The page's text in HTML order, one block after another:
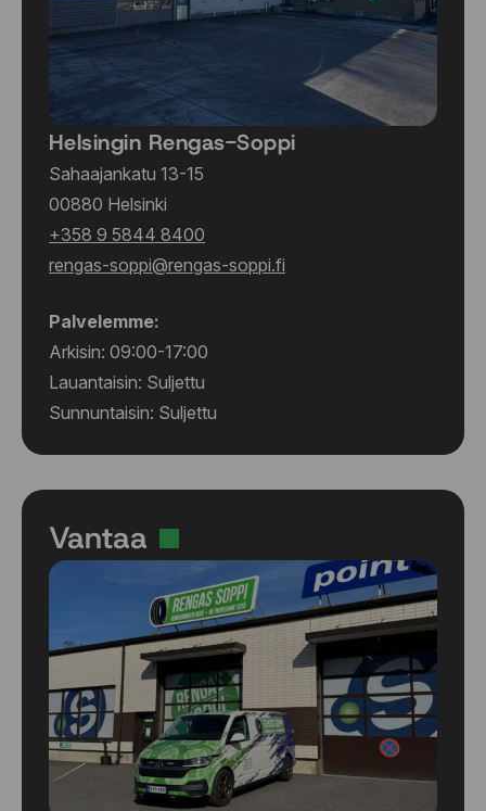
Helsingin Rengas-Soppi
Sahaajankatu 13-15
00880 Helsinki
+358 9 5844 8400
rengas-soppi@rengas-soppi.fi
Palvelemme:
Arkisin: 09:00-17:00
Lauantaisin: Suljettu
Sunnuntaisin: Suljettu
Vantaa